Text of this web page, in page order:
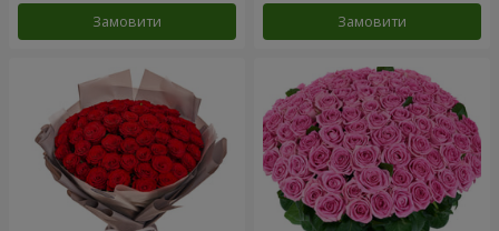
Замовити Замовити